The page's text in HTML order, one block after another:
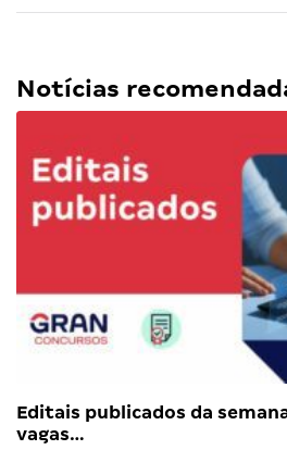
Notícias
Editais publicados da
vagas…